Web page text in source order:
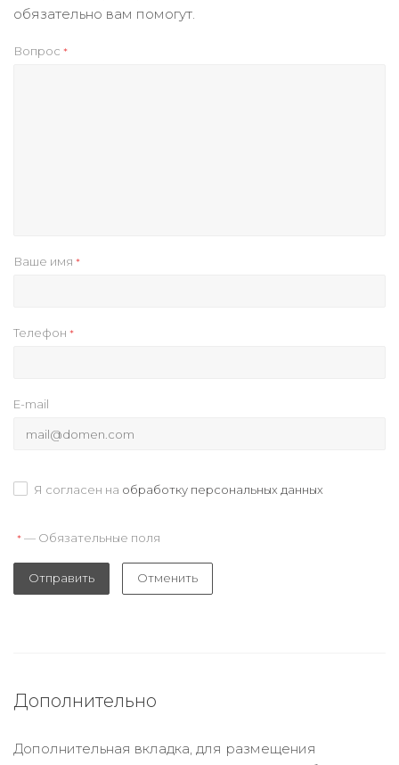
обязательно вам помогут.
Вопрос *
Ваше имя *
Телефон *
E-mail
Я согласен на обработку персональных данных
* — Обязательные поля
Отправить Отменить
Дополнительно
Дополнительная вкладка, для размещения